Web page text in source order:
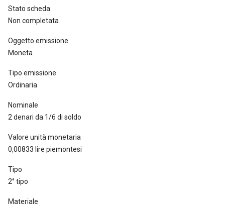
Stato scheda
Non completata
Oggetto emissione
Moneta
Tipo emissione
Ordinaria
Nominale
2 denari da 1/6 di soldo
Valore unità monetaria
0,00833 lire piemontesi
Tipo
2° tipo
Materiale